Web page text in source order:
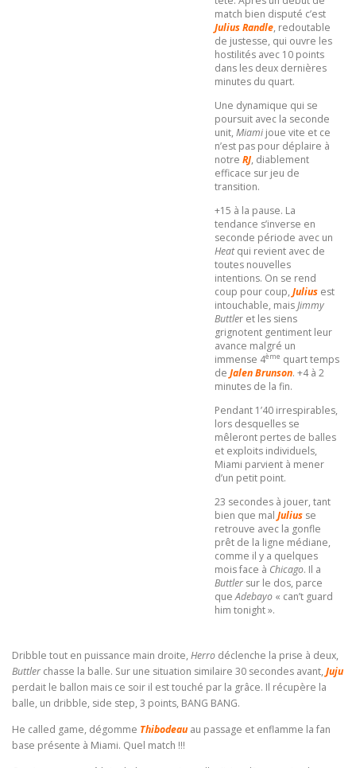
match bien disputé c’est
Julius Randle, redoutable
de justesse, qui ouvre les
hostilités avec 10 points
dans les deux dernières
minutes du quart.
Une dynamique qui se
poursuit avec la seconde
unit, Miami joue vite et ce
n’est pas pour déplaire à
notre RJ, diablement
efficace sur jeu de
transition.
+15 à la pause. La
tendance s’inverse en
seconde période avec un
Heatqui revient avec de
toutes nouvelles
intentions. On se rend
coup pour coup, Julius est
intouchable, maisJimmy
Buttler et les siens
grignotent gentiment leur
avance malgré un
immense 4ème quart temps
de Jalen Brunson. +4 à 2
minutes de la fin.
Pendant 1’40 irrespirables,
lors desquelles se
mêleront pertes de balles
et exploits individuels,
Miami parvient à mener
d’un petit point.
23 secondes à jouer, tant
bien que mal Julius se
retrouve avec la gonfle
prêt de la ligne médiane,
comme il y a quelques
mois face à Chicago. Il a
Buttler sur le dos, parce
queAdebayo « can’t guard
him tonight ».
Dribble tout en puissance main droite, Herro déclenche la prise à deux,
Buttler chasse la balle. Sur une situation similaire 30 secondes avant, Juju
perdait le ballon mais ce soir il est touché par la grâce. Il récupère la
balle, un dribble, side step, 3 points, BANG BANG.
He called game, dégomme Thibodeau au passage et enflamme la fan
base présente à Miami. Quel match !!!